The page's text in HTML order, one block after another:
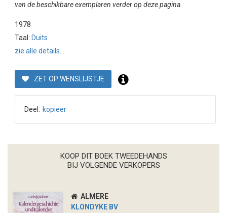
van de beschikbare exemplaren verder op deze pagina.
1978
Taal: Duits
zie alle details...
ZET OP WENSLIJSTJE
Deel: kopieer
KOOP DIT BOEK TWEEDEHANDS
BIJ VOLGENDE VERKOPERS
ALMERE
KLONDYKE BV